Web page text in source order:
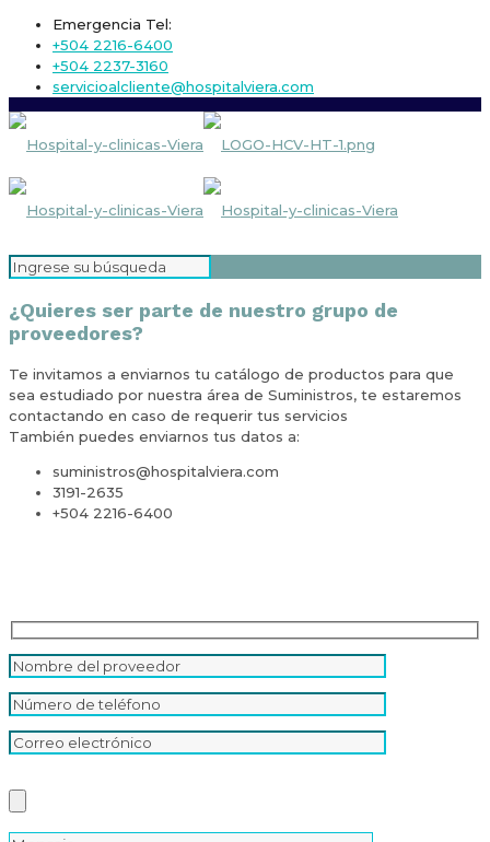
Emergencia Tel:
+504 2216-6400
+504 2237-3160
servicioalcliente@hospitalviera.com
¿Quieres ser parte de nuestro grupo de
proveedores?
Te invitamos a enviarnos tu catálogo de productos para que
sea estudiado por nuestra área de Suministros, te estaremos
contactando en caso de requerir tus servicios
También puedes enviarnos tus datos a:
suministros@hospitalviera.com
3191-2635
+504 2216-6400
Please leave this field empty.